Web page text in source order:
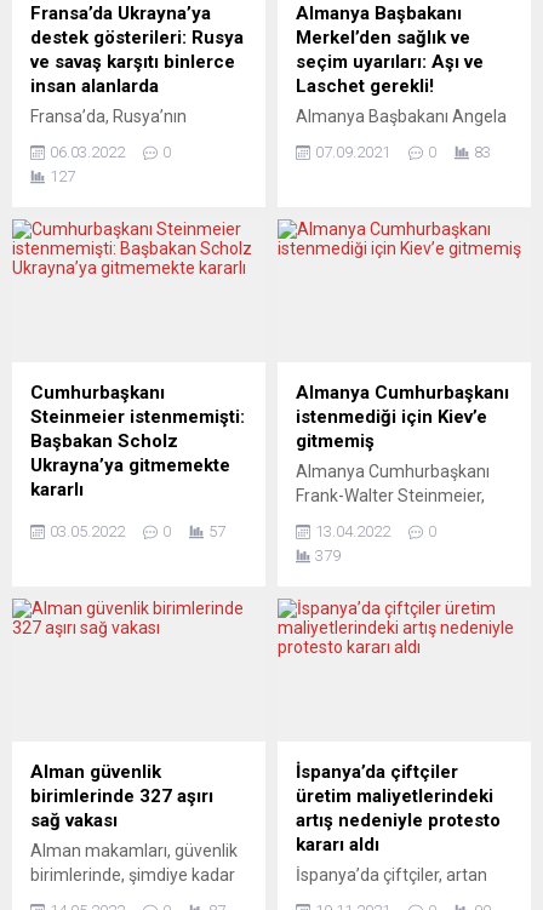
Fransa’da Ukrayna’ya
destek gösterileri: Rusya
ve savaş karşıtı binlerce
insan alanlarda
Fransa’da, Rusya’nın
Ukrayna’ya saldırısını
protesto etmek ve Ukrayna
halkına destek vermek
düzenlendi. Fransa’da,
başkent Paris başta olmak
etti. Ukrayna’nın Paris
Büyükelçiliği de resmi
Twitter hesabından
Paris’teki gösteriye katılım
çağrısında bulundu.
Başkanı...
06.03.2022
0
127
Almanya Başbakanı
Merkel’den sağlık ve
seçim uyarıları: Aşı ve
Laschet gerekli!
Almanya Başbakanı Angela
Merkel, koronavirüs (Covid-
19) aşısının “güvenli” ve “işe
çağrısı yaparken, seçimden
“sol bir hükümet” çıkmaması
konuşmasında, Covid-19
aşısı ve seçimlere ilişkin
açıklamalarda bulundu.
Covid-19 aşılarının
güvenliğine ve yararına
vurgu yapan...
07.09.2021 0 83
Cumhurbaşkanı
Steinmeier istenmemişti:
Başbakan Scholz
Ukrayna’ya gitmemekte
kararlı
Scholz, Cumhurbaşkanı
reddedilmesinin, kendisinin
bu ülkeyi ziyaret etmesinin
savaşa ilişkin soruları
yanıtlarken, Almanya
Cumhurbaşkanı’nın
ziyaretinin reddedilmesinin
kayda değer bir olay
olduğunu hatırlattı. Scholz,
03.05.2022 0 57
Almanya Cumhurbaşkanı
istenmediği için Kiev’e
gitmemiş
Almanya Cumhurbaşkanı
Frank-Walter Steinmeier,
istenmediği için ziyarette
bulunamadığını söyledi.
Steinmeier, Varşova’da
yaptığı açıklamada, Polonya
için Baltık ülkelerinin devlet
başkanlarıyla birlikte Kiev’e
gitmeyi teklif ettiğini belirtti.
Steinmeier Ukrayna ile
amacıyla Kiev’e...
13.04.2022
0
379
Alman güvenlik
birimlerinde 327 aşırı
sağ vakası
Alman makamları, güvenlik
birimlerinde, şimdiye kadar
İspanya’da çiftçiler
üretim maliyetlerindeki
artış nedeniyle protesto
kararı aldı
İspanya’da çiftçiler, artan